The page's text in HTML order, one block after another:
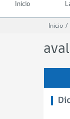
Chile
Inicio
Inicio
aval